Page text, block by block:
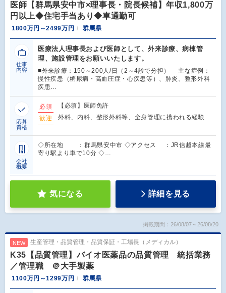
医師【群馬県安中市×理事長・院長候補】年収1,800万
円以上◆住宅手当あり◆車通勤可
1800万円～2499万円 群馬県
仕事
内容
医療法人理事長および医師として、外来診療、病棟管
理、施設管理をお願いいたします。
■外来診療：150～200人/日（2～4診で分担） 主な症例：
慢性疾患（糖尿病・高血圧症・心疾患等）、肺炎、整形外科
疾患…
応募
資格
必須
【必須】医師免許
歓迎
外科、内科、整形外科等、全身管理に携われる経験
会社
概要
◇所在地 ：群馬県安中市 ◇アクセス ：JR信越本線最
寄り駅より車で10分 ◇…
気になる 詳細を見る
掲載期間：26/08/07～26/08/20
NEW 生産管理・品質管理・品質保証・工場長（メディカル）
K35【品質管理】バイオ医薬品の品質管理 統括業務
／管理職 ＠大手製薬
1100万円～1299万円 群馬県